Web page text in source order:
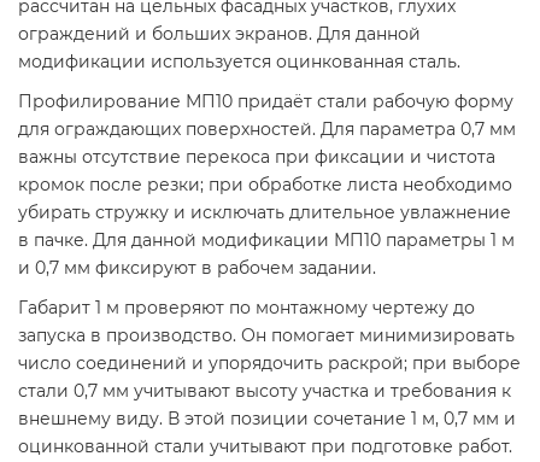
рассчитан на цельных фасадных участков, глухих
ограждений и больших экранов. Для данной
модификации используется оцинкованная сталь.
Профилирование МП10 придаёт стали рабочую форму
для ограждающих поверхностей. Для параметра 0,7 мм
важны отсутствие перекоса при фиксации и чистота
кромок после резки; при обработке листа необходимо
убирать стружку и исключать длительное увлажнение
в пачке. Для данной модификации МП10 параметры 1 м
и 0,7 мм фиксируют в рабочем задании.
Габарит 1 м проверяют по монтажному чертежу до
запуска в производство. Он помогает минимизировать
число соединений и упорядочить раскрой; при выборе
стали 0,7 мм учитывают высоту участка и требования к
внешнему виду. В этой позиции сочетание 1 м, 0,7 мм и
оцинкованной стали учитывают при подготовке работ.